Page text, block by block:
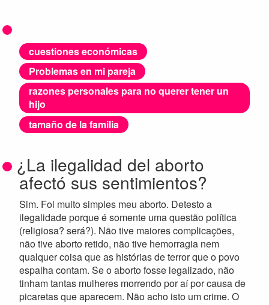
cuestiones económicas
Problemas en mi pareja
razones personales para no querer tener un
hijo
tamaño de la familia
¿La ilegalidad del aborto
afectó sus sentimientos?
Sim. Foi muito simples meu aborto. Detesto a
ilegalidade porque é somente uma questão política
(religiosa? será?). Não tive maiores complicações,
não tive aborto retido, não tive hemorragia nem
qualquer coisa que as histórias de terror que o povo
espalha contam. Se o aborto fosse legalizado, não
tinham tantas mulheres morrendo por aí por causa de
picaretas que aparecem. Não acho isto um crime. O